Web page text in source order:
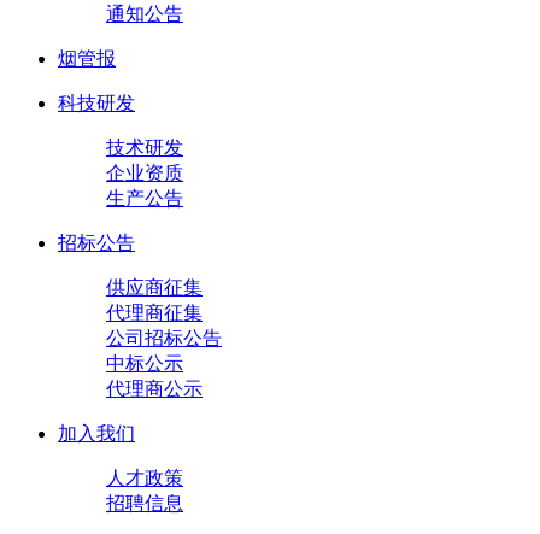
通知公告
烟管报
科技研发
技术研发
企业资质
生产公告
招标公告
供应商征集
代理商征集
公司招标公告
中标公示
代理商公示
加入我们
人才政策
招聘信息